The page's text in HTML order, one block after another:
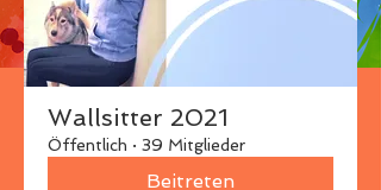
Wallsitter 2021
Öffentlich · 39 Mitglieder
Beitreten